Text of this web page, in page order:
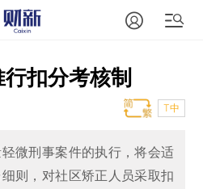
扣分考核制
T中
微刑事案件的执行，将会适
则，对社区矫正人员采取扣